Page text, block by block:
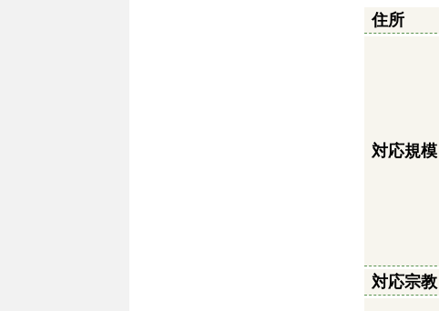
住所
対応規模
対応宗教